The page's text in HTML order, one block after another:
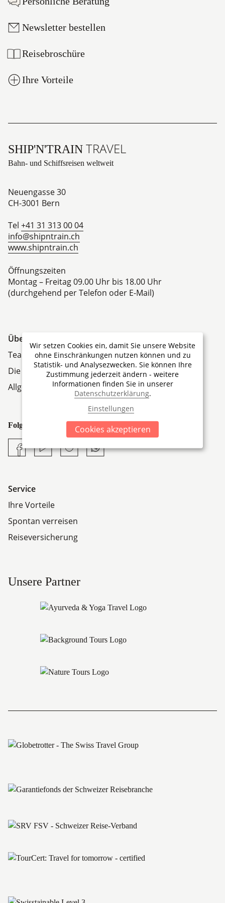
Newsletter bestellen
Reisebroschüre
Ihre Vorteile
SHIP'N'TRAIN TRAVEL
Bahn- und Schiffsreisen weltweit
Neuengasse 30
CH-3001 Bern
Tel +41 31 313 00 04
info@shipntrain.ch
www.shipntrain.ch
Öffnungszeiten
Montag – Freitag 09.00 Uhr bis 18.00 Uhr
(durchgehend per Telefon oder E-Mail)
Über Ship'N'Train Travel
Team
Die Firmengruppe
Allgemeine Geschäftsbedingungen
Folgen Sie uns:
Facebook
Service
Ihre Vorteile
Spontan verreisen
Reiseversicherung
Unsere Partner
Wir setzen Cookies ein, damit Sie unsere Website
ohne Einschränkungen nutzen können und zu
Statistik- und Analysezwecken. Sie können Ihre
Zustimmung jederzeit ändern - weitere
Informationen finden Sie in unserer
Datenschutzerklärung.
Einstellungen
Cookies akzeptieren